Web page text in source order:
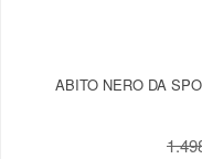
ABITO NERO DA